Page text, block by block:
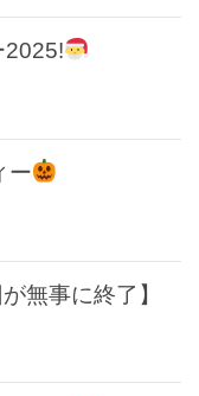
2025!
ー
無事に終了】